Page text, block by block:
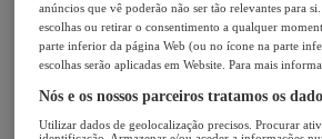
anúncios que vê poderão não ser tão relevantes para
escolhas ou retirar o consentimento a qualquer
parte inferior da página Web (ou no ícone na parte
escolhas serão aplicadas em Website. Para mais
Nós e os nossos parceiros tratamos os
Utilizar dados de geolocalização precisos. Procurar